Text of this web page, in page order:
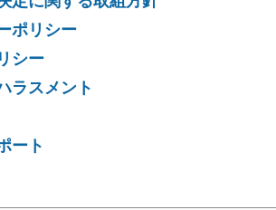
ポリシー
シー
ラスメント
ート